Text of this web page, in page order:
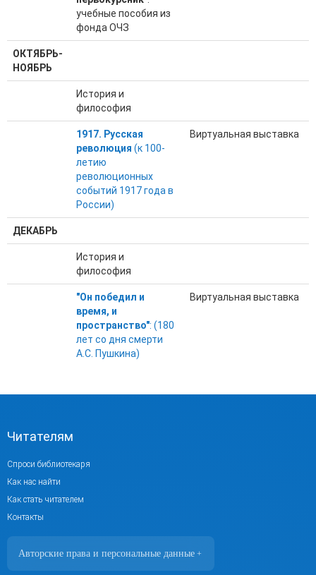
учебные пособия из
фонда ОЧЗ
ОКТЯБРЬ-
НОЯБРЬ
История и
философия
1917. Русская
революция (к 100-
летию
революционных
событий 1917 года в
России)
Виртуальная выставка
ДЕКАБРЬ
История и
философия
"Он победил и
время, и
пространство": (180
лет со дня смерти
А.С. Пушкина)
Виртуальная выставка
Читателям
Спроси библиотекаря
Как нас найти
Как стать читателем
Контакты
Авторские права и персональные данные +